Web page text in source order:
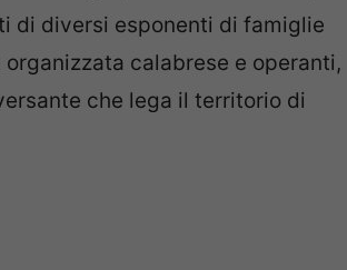
di diversi esponenti di famiglie
calabrese e operanti,
che lega il territorio di